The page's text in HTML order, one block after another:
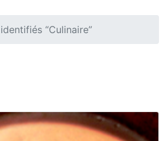
“Culinaire”